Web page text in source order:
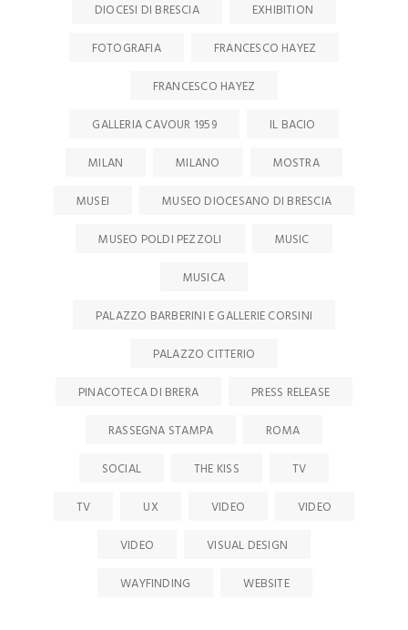
DIOCESI DI BRESCIA
EXHIBITION
FOTOGRAFIA
FRANCESCO HAYEZ
FRANCESCO HAYEZ
GALLERIA CAVOUR 1959
IL BACIO
MILAN
MILANO
MOSTRA
MUSEI
MUSEO DIOCESANO DI BRESCIA
MUSEO POLDI PEZZOLI
MUSIC
MUSICA
PALAZZO BARBERINI E GALLERIE CORSINI
PALAZZO CITTERIO
PINACOTECA DI BRERA
PRESS RELEASE
RASSEGNA STAMPA
ROMA
SOCIAL
THE KISS
TV
TV
UX VIDEO
VIDEO
VIDEO
VISUAL DESIGN
WAYFINDING
WEBSITE